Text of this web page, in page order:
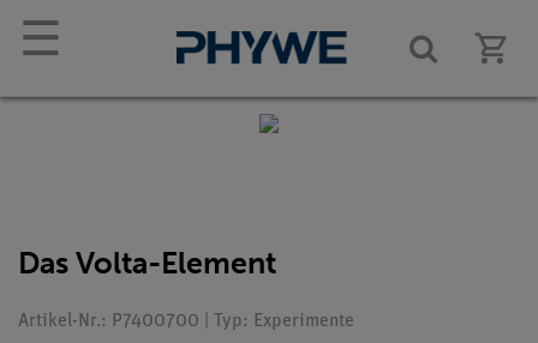
☰
Das Volta-Element
Artikel-Nr.: P7400700 | Typ: Experimente